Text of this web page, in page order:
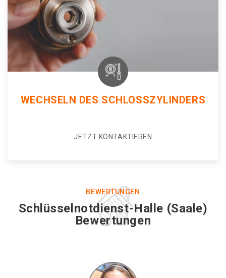
WECHSELN DES SCHLOSSZYLINDERS
JETZT KONTAKTIEREN
BEWERTUNGEN
Schlüsselnotdienst-Halle (Saale)
Bewertungen